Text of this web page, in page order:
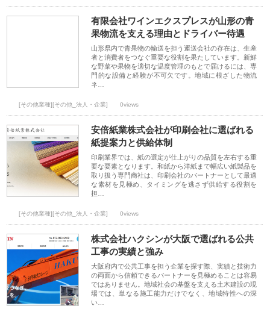
有限会社ワインエクスプレスが山形の青
果物流を支える理由とドライバー待遇
山形県内で青果物の輸送を担う運送会社の存在は、生産
者と消費者をつなぐ重要な役割を果たしています。新鮮
な野菜や果物を適切な温度管理のもとで届けるには、専
門的な設備と経験が不可欠です。地域に根ざした物流
ネ…
[その他業種][その他_法人・企業] 0views
安倍紙業株式会社が印刷会社に選ばれる
紙提案力と供給体制
印刷業界では、紙の選定が仕上がりの品質を左右する重
要な要素となります。和紙から洋紙まで幅広い紙製品を
取り扱う専門商社は、印刷会社のパートナーとして最適
な素材を見極め、タイミングを逃さず供給する役割を
担…
[その他業種][その他_法人・企業] 0views
株式会社ハクシンが大阪で選ばれる公共
工事の実績と強み
大阪府内で公共工事を担う企業を探す際、実績と技術力
の両面から信頼できるパートナーを見極めることは容易
ではありません。地域社会の基盤を支える土木建設の現
場では、単なる施工能力だけでなく、地域特性への深
い…